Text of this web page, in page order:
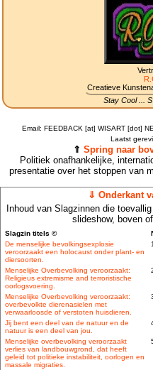
Creatieve
Stay Cool ...
Email: FEEDBACK [at] WISART [dot]
Laatst
⇑ Spring naar
Politiek onafhankelijke,
presentatie over het stoppen van
⇓ Onderkant
Inhoud van Slagzinnen die
slideshow, boven
Slagzin titels ©
De menselijke bevolkingsexplosie
veroorzaakt een holocaust onder plant- en
diersoorten.
Menselijke Overbevolking veroorzaakt:
Religieus extremisme and terroristische
oorlogsvoering.
Menselijke Overbevolking veroorzaakt:
overbevolkte dierenasielen met
verwaarloosde of verstoten huisdieren.
Jij bent een deel van de natuur en de
natuur is een deel van jou.
Menselijke overbevolking veroorzaakt
verlies van landbouwgrond, dat heeft
geleid tot politieke instabiliteit, oorlogen en
massale migraties.